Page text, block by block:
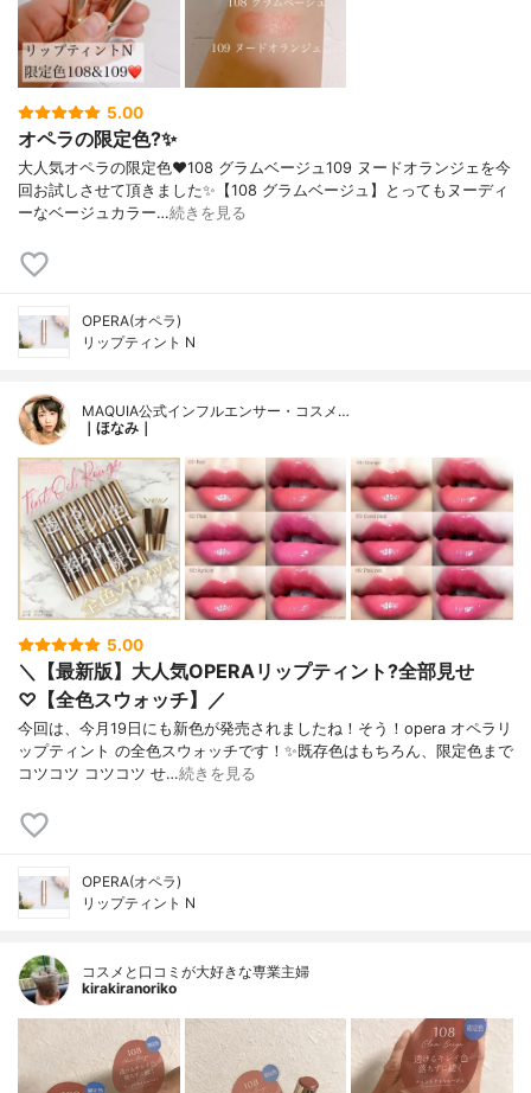
5.00
オペラの限定色?✨
大人気オペラの限定色❤️108 グラムベージュ109 ヌードオランジェを今
回お試しさせて頂きました✨【108 グラムベージュ】とってもヌーディ
ーなベージュカラー…続きを見る
OPERA(オペラ)
リップティント N
MAQUIA公式インフルエンサー・コスメ…
｜ほなみ｜
5.00
＼【最新版】大人気OPERAリップティント?全部見せ
♡【全色スウォッチ】／
今回は、今月19日にも新色が発売されましたね！そう！opera オペラリ
ップティント の全色スウォッチです！✨既存色はもちろん、限定色まで
コツコツ コツコツ せ…続きを見る
OPERA(オペラ)
リップティント N
コスメと口コミが大好きな専業主婦
kirakiranoriko